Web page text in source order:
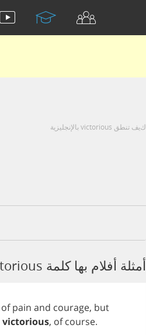
كيف تنطق victorious بالإنجليزية
أمثلة أفلام بها كلمة Victorious
of pain and courage, but
victorious, of course.